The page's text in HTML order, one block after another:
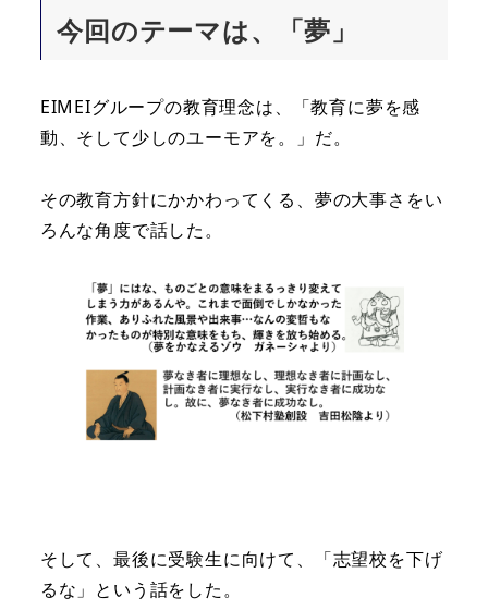
今回のテーマは、「夢」
EIMEIグループの教育理念は、「教育に夢を感
動、そして少しのユーモアを。」だ。
その教育方針にかかわってくる、夢の大事さをい
ろんな角度で話した。
そして、最後に受験生に向けて、「志望校を下げ
るな」という話をした。